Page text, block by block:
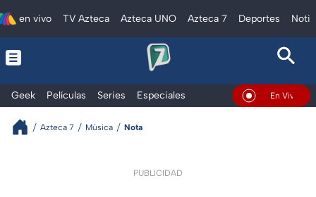
en vivo TV Azteca Azteca UNO Azteca 7 Deportes
Geek Películas Series Especiales En Vivo
Azteca 7 Música Nota
PUBLICIDAD